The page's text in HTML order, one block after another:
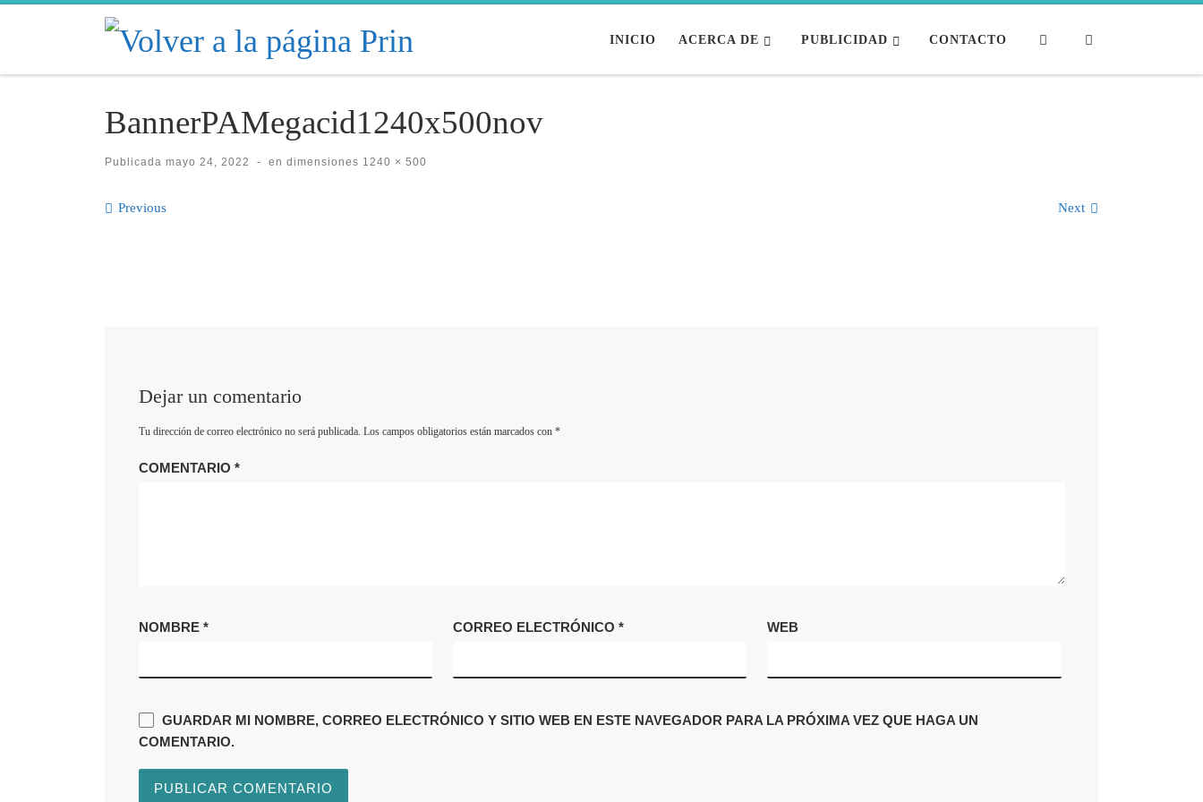
Skip to content
INICIO
ACERCA DE PUBLICIDAD CONTACTO Search
BannerPAMegacid1240x500nov
Publicada mayo 24, 2022 - en dimensiones 1240 × 500
Images navigation
Previous Next
Dejar un comentario
Tu dirección de correo electrónico no será publicada. Los campos obligatorios están marcados con *
COMENTARIO *
NOMBRE * CORREO ELECTRÓNICO * WEB
GUARDAR MI NOMBRE, CORREO ELECTRÓNICO Y SITIO WEB EN ESTE NAVEGADOR PARA LA PRÓXIMA VEZ QUE HAGA UN
COMENTARIO.